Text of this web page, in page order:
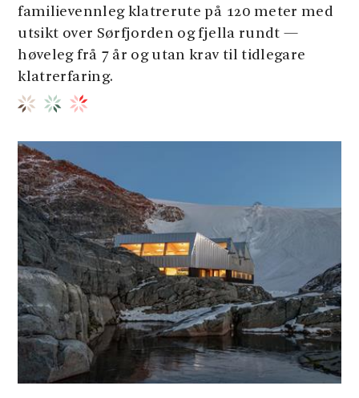
familievennleg klatrerute på 120 meter med
utsikt over Sørfjorden og fjella rundt —
høveleg frå 7 år og utan krav til tidlegare
klatrerfaring.